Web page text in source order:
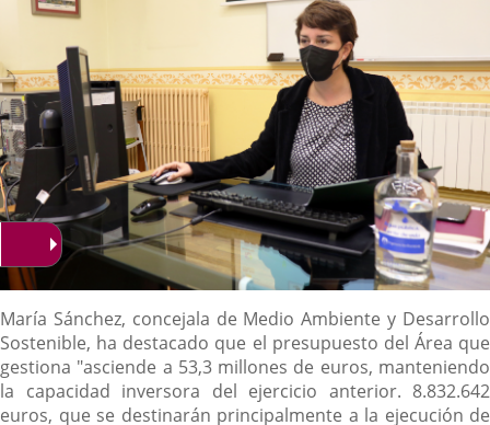
Descripción
María Sánchez, concejala de Medio Ambiente y Desarrollo
Sostenible, ha destacado que el presupuesto del Área que
gestiona "asciende a 53,3 millones de euros, manteniendo
la capacidad inversora del ejercicio anterior. 8.832.642
euros, que se destinarán principalmente a la ejecución de